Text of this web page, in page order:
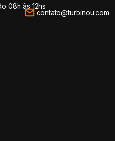
08h às 12hs
contato@turbinou.com